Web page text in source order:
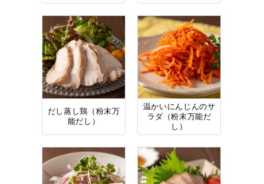
だし蒸し鶏（粉末万
能だし）
温かいにんじんのサ
ラダ（粉末万能だ
し）